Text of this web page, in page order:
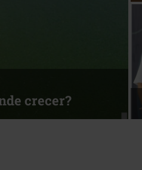
crecer?